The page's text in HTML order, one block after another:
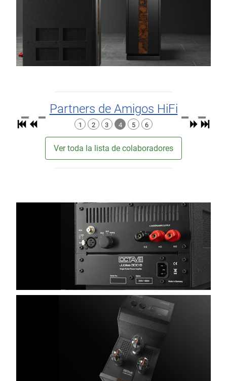
Partners de Amigos HiFi
1 2 3 4 5 6
Ver toda la lista de colaboradores